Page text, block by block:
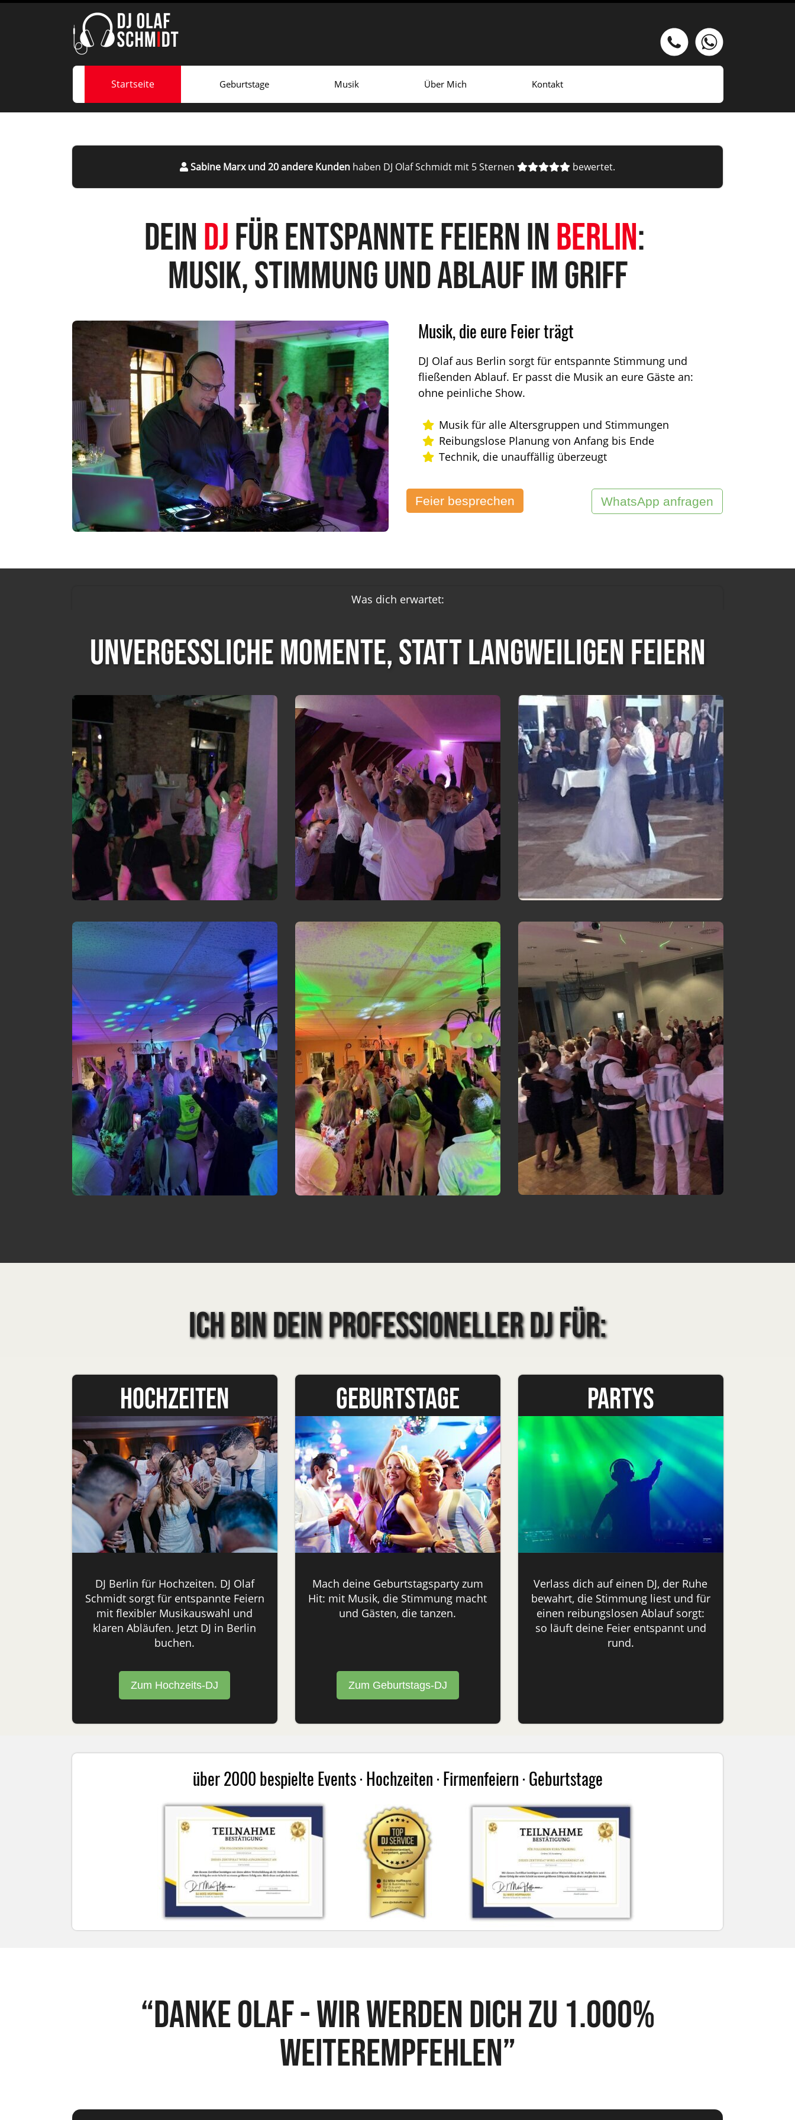
Startseite Geburtstage Musik Über Mich Kontakt
Sabine Marx und 20 andere Kunden haben DJ Olaf Schmidt mit 5 Sternen bewertet.
DeinDJfür entspannte Feiern inBerlin:
Musik, Stimmung und Ablauf im Griff
Musik, die eure Feier trägt
DJ Olaf aus Berlin sorgt für entspannte Stimmung und
fließenden Ablauf. Er passt die Musik an eure Gäste an:
ohne peinliche Show.
Musik für alle Altersgruppen und Stimmungen
Reibungslose Planung von Anfang bis Ende
Technik, die unauffällig überzeugt
Feier besprechen WhatsApp anfragen
Was dich erwartet:
Unvergessliche Momente, statt langweiligen Feiern
Ich bin dein professioneller DJ für:
Hochzeiten
DJ Berlin für Hochzeiten. DJ Olaf
Schmidt sorgt für entspannte Feiern
mit flexibler Musikauswahl und
klaren Abläufen. Jetzt DJ in Berlin
buchen.
Zum Hochzeits-DJ
Geburtstage
Mach deine Geburtstagsparty zum
Hit: mit Musik, die Stimmung macht
und Gästen, die tanzen.
Zum Geburtstags-DJ
Partys
Verlass dich auf einen DJ, der Ruhe
bewahrt, die Stimmung liest und für
einen reibungslosen Ablauf sorgt:
so läuft deine Feier entspannt und
rund.
über 2000 bespielte Events · Hochzeiten · Firmenfeiern · Geburtstage
“Danke Olaf - Wir werden dich zu 1.000%
weiterempfehlen”